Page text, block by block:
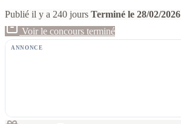
Publié il y a 240 jours Terminé le 28/02/2026
Voir le concours terminé
ANNONCE